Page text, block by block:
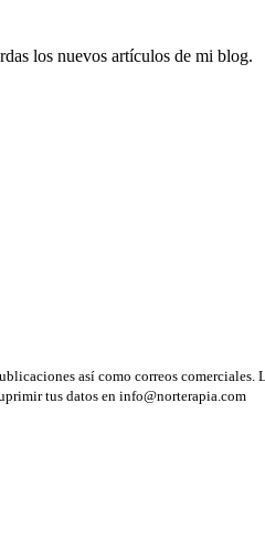
los nuevos artículos de mi blog.
así como correos
tus datos en info@norterapia.com